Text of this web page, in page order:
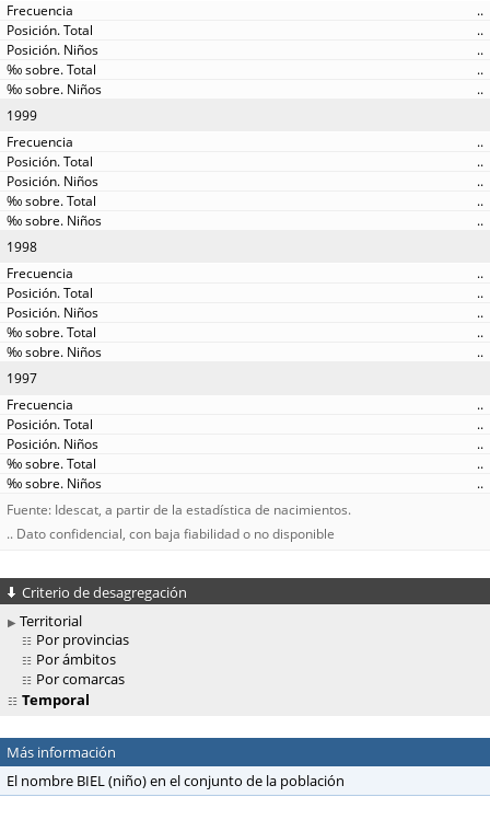
..
..
..
..
..
1999
..
..
..
..
..
1998
..
..
..
..
..
1997
..
..
..
..
..
Fuente: Idescat, a partir de la estadística de nacimientos.
.. Dato confidencial, con baja fiabilidad o no disponible
Criterio de desagregación
Territorial
Por provincias
Por ámbitos
Por comarcas
Temporal
Más información
El nombre BIEL (niño) en el conjunto de la población